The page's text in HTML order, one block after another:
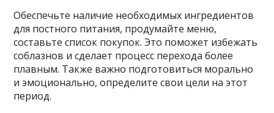
Обеспечьте наличие необходимых ингредиентов
для постного питания, продумайте меню,
составьте список покупок. Это поможет избежать
соблазнов и сделает процесс перехода более
плавным. Также важно подготовиться морально
и эмоционально, определите свои цели на этот
период.